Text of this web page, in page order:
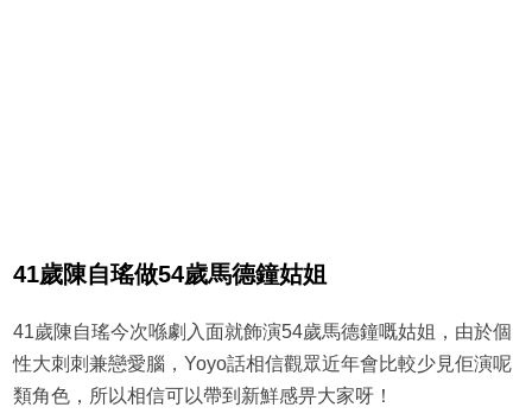
41歲陳自瑤做54歲馬德鐘姑姐
41歲陳自瑤今次喺劇入面就飾演54歲馬德鐘嘅姑姐，由於個
性大刺刺兼戀愛腦，Yoyo話相信觀眾近年會比較少見佢演呢
類角色，所以相信可以帶到新鮮感畀大家呀！